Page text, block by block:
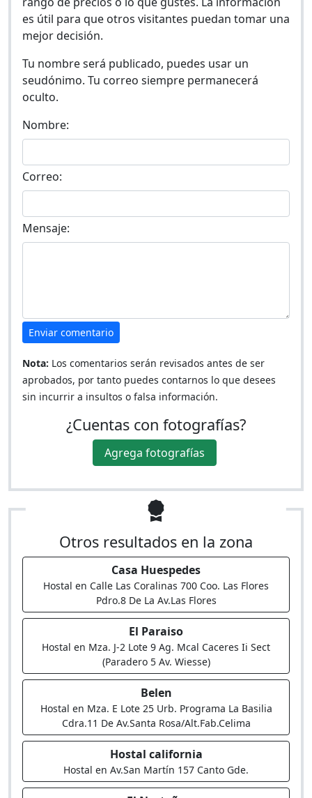
es útil para que otros visitantes puedan tomar una
mejor decisión.
Tu nombre será publicado, puedes usar un
seudónimo. Tu correo siempre permanecerá
oculto.
Nombre:
Correo:
Mensaje:
Enviar comentario
Nota: Los comentarios serán revisados antes de ser
aprobados, por tanto puedes contarnos lo que desees
sin incurrir a insultos o falsa información.
¿Cuentas con fotografías?
Agrega fotografías
Otros resultados en la zona
Casa Huespedes
Hostal en Calle Las Coralinas 700 Coo. Las Flores
Pdro.8 De La Av.Las Flores
El Paraiso
Hostal en Mza. J-2 Lote 9 Ag. Mcal Caceres Ii Sect
(Paradero 5 Av. Wiesse)
Belen
Hostal en Mza. E Lote 25 Urb. Programa La Basilia
Cdra.11 De Av.Santa Rosa/Alt.Fab.Celima
Hostal california
Hostal en Av.San Martín 157 Canto Gde.